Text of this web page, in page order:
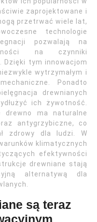
zaprojektowane i
przetrwać wiele lat,
technologie
pozwalają na
na czynniki
tym innowacjom
wytrzymałym i
Ponadto
drewnianych
ich żywotność.
drewno ma naturalne
antygrzybiczne, co
zdrowy dla ludzi. W
klimatycznych
efektywności
drewniane stają
alternatywą dla
są teraz